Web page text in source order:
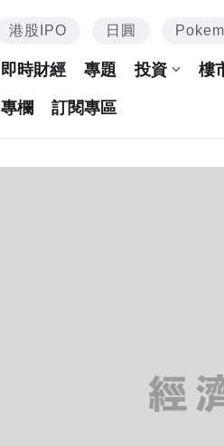
港股IPO 日圓
即時財經 專題 投資 樓
專欄 訂閱專區